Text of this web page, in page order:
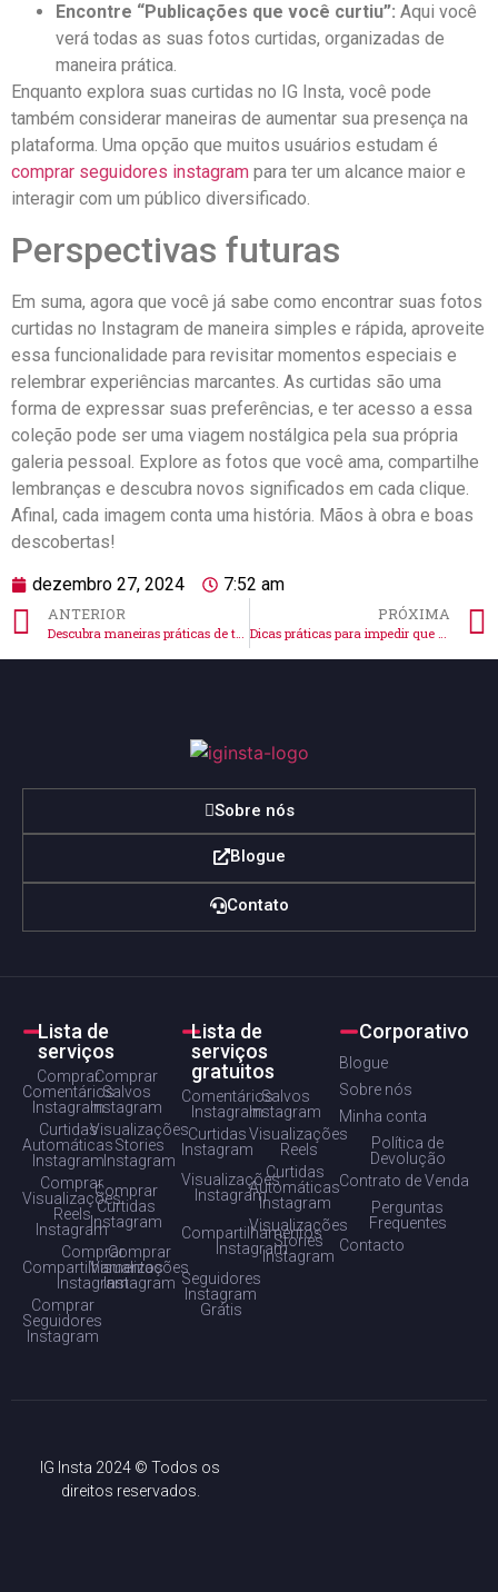
Encontre “Publicações⁣ que você curtiu”: Aqui você​
verá todas as suas fotos curtidas, organizadas de
maneira prática.
Enquanto explora suas curtidas ⁢no IG Insta, você ⁢pode
também⁣ considerar maneiras de aumentar sua presença na
plataforma. Uma opção⁤ que ⁣muitos usuários ​estudam⁣ é
comprar seguidores⁤ instagram para ter um alcance⁢ maior e
⁢interagir com ​um público diversificado.
Perspectivas futuras
Em ⁤suma, agora que você já sabe‍ como encontrar suas fotos
curtidas⁣ no Instagram de maneira simples e rápida, aproveite
essa​ funcionalidade para revisitar momentos especiais e
relembrar experiências marcantes. As curtidas são uma
forma⁣ de ‌expressar suas‍ preferências, e ter acesso a essa
coleção pode⁢ ser uma viagem‍ nostálgica pela sua ​própria
galeria pessoal. ​Explore as fotos que você ⁢ama, compartilhe
lembranças ⁤e​ descubra novos significados em cada clique.
Afinal, cada imagem⁣ conta uma história. Mãos ‍à obra e boas
descobertas!
dezembro 27, 2024 7:52 am
ANTERIOR PRÓXIMA
Sobre nós
Blogue
Contato
Lista de
serviços
Comprar
Comentários
Instagram
Comprar
Salvos
Instagram
Curtidas
Automáticas
Instagram
Visualizações
Stories
Instagram
Comprar
Visualizações
Reels
Instagram
Comprar
Curtidas
Instagram
Comprar
Compartilhamentos
Instagram
Comprar
Visualizações
Instagram
Comprar
Seguidores
Instagram
Lista de
serviços
gratuitos
Comentários
Instagram
Salvos
Instagram
Curtidas
Instagram
Visualizações
Reels
Visualizações
Instagram
Curtidas
Automáticas
Instagram
Compartilhamentos
Instagram
Visualizações
Stories
Instagram
Seguidores
Instagram
Grátis
Corporativo
Blogue
Sobre nós
Minha conta
Política de
Devolução
Contrato de Venda
Perguntas
Frequentes
Contacto
IG Insta 2024 © Todos os
direitos reservados.